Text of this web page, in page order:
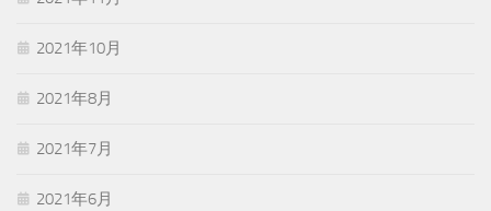
2021年10月
2021年8月
2021年7月
2021年6月